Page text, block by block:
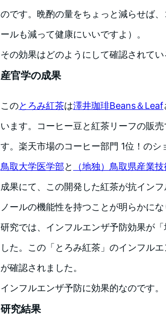
のです。晩酌の量をちょっと減らせば
ールも減って健康にいいですよ）。
その効果はどのようにして確認されてい
産官学の成果
このとろみ紅茶は澤井珈琲Beans＆Leaf
います。コーヒー豆と紅茶リーフの販
す。楽天市場のコーヒー部門 1位！のシ
鳥取大学医学部と （地独）鳥取県産業
成果にて、この開発した紅茶が抗イン
ノールの機能性を持つことが明らかにな
研究では、インフルエンザ予防効果が
した。この「とろみ紅茶」のインフル
が確認されました。
インフルエンザ予防に効果的なのです。
研究結果